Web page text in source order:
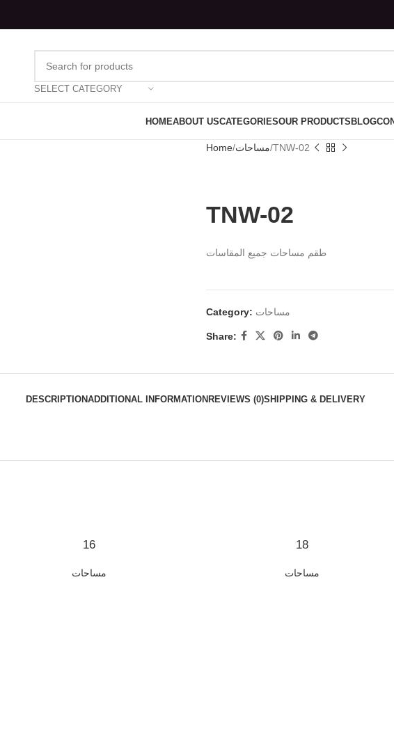
SELECT CATEGORY
HOMEABOUT USCATEGORIESOUR PRODUCTSBLOG
Home مساحات TNW-02
TNW-02
طقم مساحات جميع المقاسات
Category: مساحات
Share:
DESCRIPTIONADDITIONAL INFORMATION REVIEWS (0)SHIPPING & DELIVERY
16
مساحات
18
مساحات